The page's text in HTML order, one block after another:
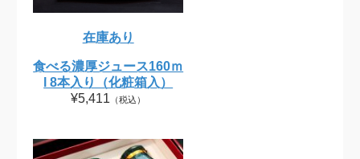
在庫あり
食べる濃厚ジュース160ｍ
l 8本入り（化粧箱入）
¥5,411 （税込）